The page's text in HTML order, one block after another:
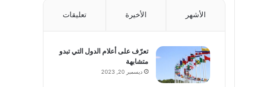
الأشهر الأخيرة تعليقات
تعرّف على أعلام الدول التي تبدو
متشابهة
ديسمبر 20, 2023